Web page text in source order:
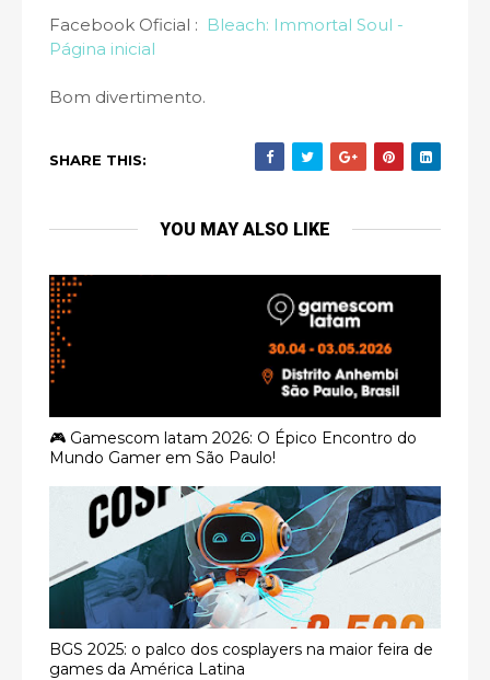
Facebook Oficial : Bleach: Immortal Soul -
Página inicial
Bom divertimento.
SHARE THIS:
YOU MAY ALSO LIKE
🎮 Gamescom latam 2026: O Épico Encontro do
Mundo Gamer em São Paulo!
BGS 2025: o palco dos cosplayers na maior feira de
games da América Latina